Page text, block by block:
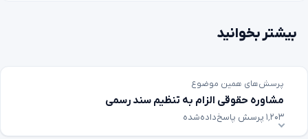
بیشتر بخوانید
پرسش‌های همین موضوع
مشاوره حقوقی الزام به تنظیم سند رسمی
۱٬۲۰۳ پرسش پاسخ‌داده‌شده